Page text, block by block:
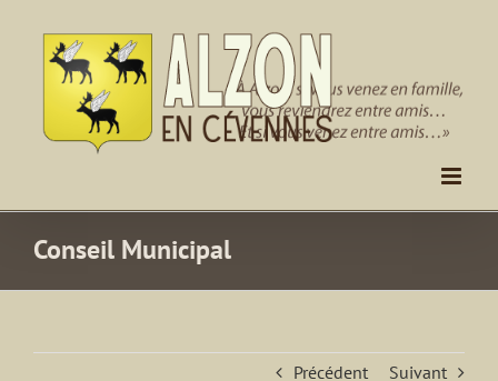
contenu
Conseil Municipal
Précédent Suivant